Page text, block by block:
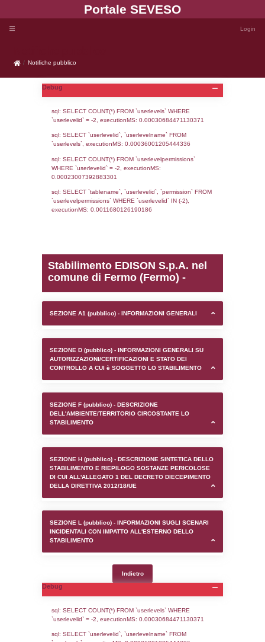
Portale
Notifiche pubblico
Notifiche pubblico
Debug
sql: SELECT COUNT(*) FROM `userlevels`
sql: SELECT `userlevelid`, `userlevelname`
0.00023007392883301
sql: SELECT `tablename`, `userlevelid`,
`userlevelpermissions` WHERE `userlevelid`
executionMS: 0.0011680126190186
Stabilimento EDISON
comune di Fermo
SEZIONE A1 (pubblico) - INFORMAZIONI
SEZIONE D (pubblico) - INFORMAZIONI
AUTORIZZAZIONI/CERTIFICAZIONI E
CONTROLLO A CUI è SOGGETTO LO
SEZIONE F (pubblico) - DESCRIZIONE
DELL'AMBIENTE/TERRITORIO